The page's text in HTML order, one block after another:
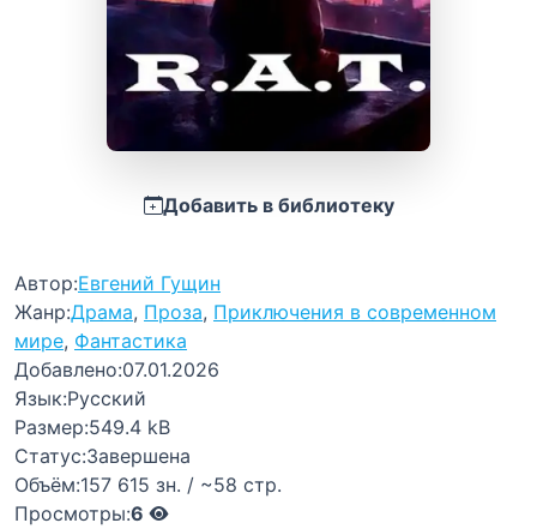
Добавить в библиотеку
Автор:Евгений Гущин
Жанр:Драма, Проза, Приключения в современном
мире, Фантастика
Добавлено:07.01.2026
Язык:Русский
Размер:549.4 kB
Статус:Завершена
Объём:157 615 зн. / ~58 стр.
Просмотры:6